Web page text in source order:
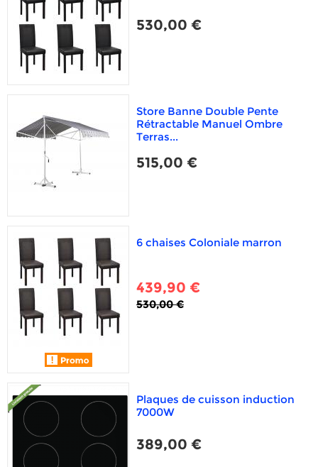
530,00 €
Store Banne Double Pente
Rétractable Manuel Ombre
Terras...
515,00 €
6 chaises Coloniale marron
439,90 €
530,00 €
Plaques de cuisson induction
7000W
389,00 €